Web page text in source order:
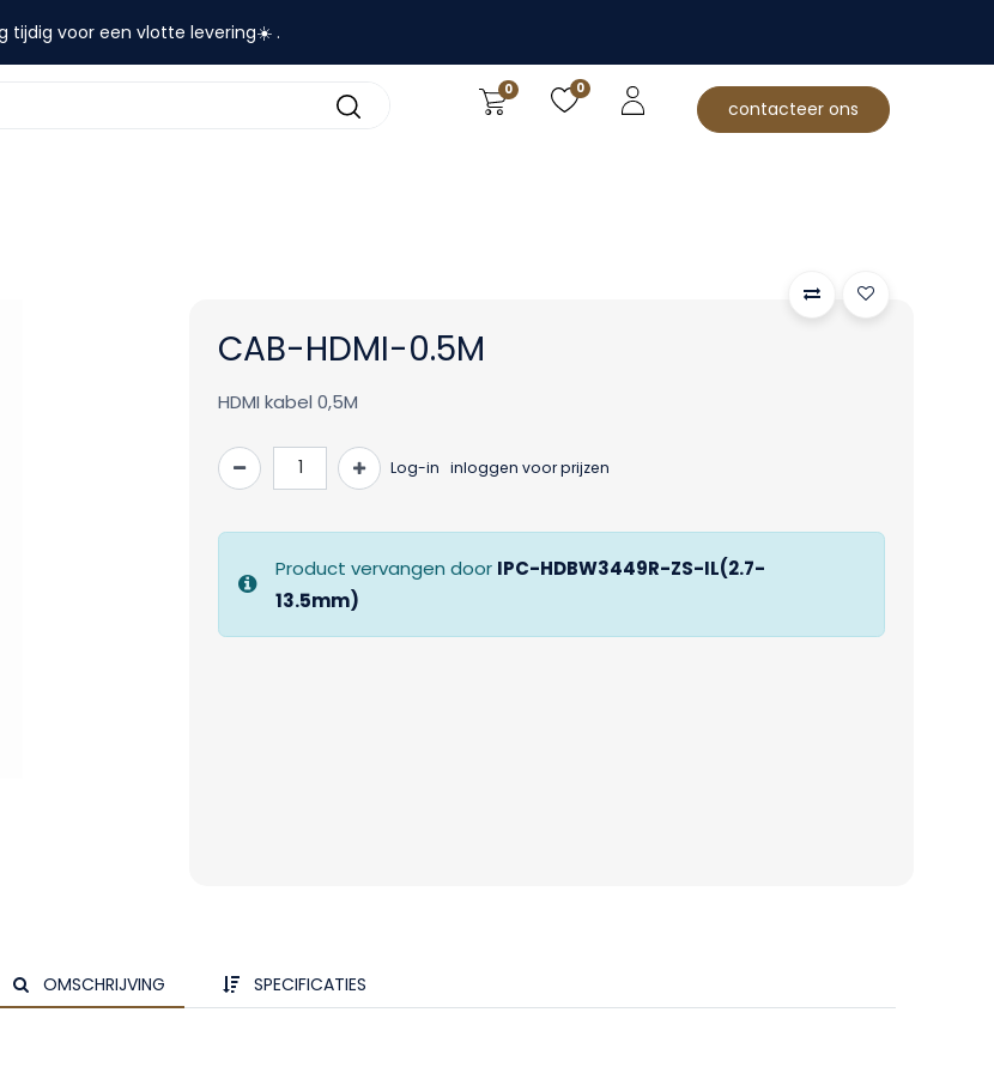
tijdig voor een vlotte levering☀️ .
0 0
contacteer ons
CAB-HDMI-0.5M
HDMI kabel 0,5M
Log-in inloggen voor prijzen
Product vervangen door IPC-HDBW3449R-ZS-IL(2.7-
13.5mm)
OMSCHRIJVING SPECIFICATIES